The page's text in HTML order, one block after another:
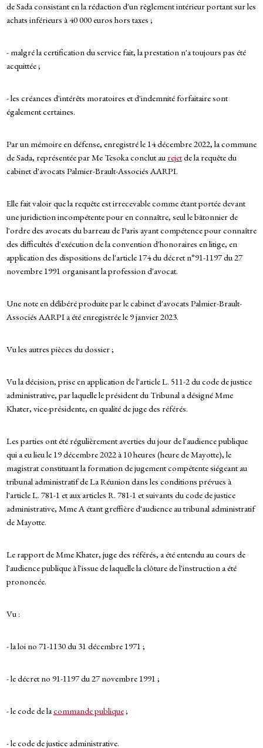
de Sada consistant en la rédaction d'un règlement intérieur portant sur les
achats inférieurs à 40 000 euros hors taxes ;
- malgré la certification du service fait, la prestation n'a toujours pas été
acquittée ;
- les créances d'intérêts moratoires et d'indemnité forfaitaire sont
également certaines.
Par un mémoire en défense, enregistré le 14 décembre 2022, la commune
de Sada, représentée par Me Tesoka conclut au rejetde la requête du
cabinet d'avocats Palmier-Brault-Associés AARPI.
Elle fait valoir que la requête est irrecevable comme étant portée devant
une juridiction incompétente pour en connaître, seul le bâtonnier de
l'ordre des avocats du barreau de Paris ayant compétence pour connaître
des difficultés d'exécution de la convention d'honoraires en litige, en
application des dispositions de l'article 174 du décret n°91-1197 du 27
novembre 1991 organisant la profession d'avocat.
Une note en délibéré produite par le cabinet d'avocats Palmier-Brault-
Associés AARPI a été enregistrée le 9 janvier 2023.
Vu les autres pièces du dossier ;
Vu la décision, prise en application de l'article L. 511-2 du code de justice
administrative, par laquelle le président du Tribunal a désigné Mme
Khater, vice-présidente, en qualité de juge des référés.
Les parties ont été régulièrement averties du jour de l'audience publique
qui a eu lieu le 19 décembre 2022 à 10 heures (heure de Mayotte), le
magistrat constituant la formation de jugement compétente siégeant au
tribunal administratif de La Réunion dans les conditions prévues à
l'article L. 781-1 et aux articles R. 781-1 et suivants du code de justice
administrative, Mme A étant greffière d'audience au tribunal administratif
de Mayotte.
Le rapport de Mme Khater, juge des référés, a été entendu au cours de
l'audience publique à l'issue de laquelle la clôture de l'instruction a été
prononcée.
Vu :
- la loi no 71-1130 du 31 décembre 1971 ;
- le décret no 91-1197 du 27 novembre 1991 ;
- le code de lacommande publique;
- le code de justice administrative.